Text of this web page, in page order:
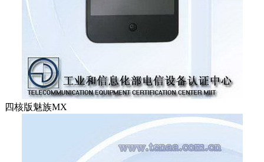
四核版魅族MX